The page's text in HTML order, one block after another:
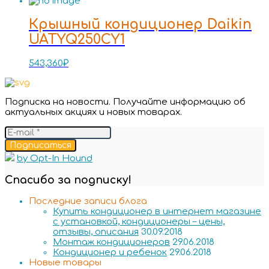
Крышный кондиционер Daikin
UATYQ250CY1
543,360₽
Подписка на новости. Получайте информацию об
актуальных акциях и новых товарах.
Подписаться
by Opt-In Hound
Спасибо за подписку!
Последние записи блога
Купить кондиционер в интернет магазине
с установкой, кондиционеры – цены,
отзывы, описания 30.09.2018
Монтаж кондиционеров 29.06.2018
Кондиционер и ребенок 29.06.2018
Новые товары